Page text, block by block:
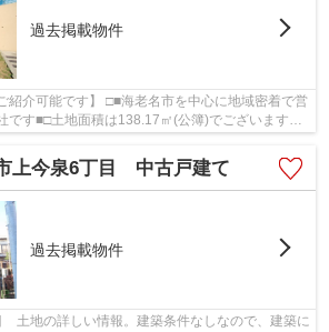
過去掲載物件
紹介可能です】 □■海老名市を中心に地域密着で営
です■□土地面積は138.17㎡(公簿)でございます。
上今泉6丁目 中古戸建て
過去掲載物件
土地の詳しい情報。建築条件なしなので、建築に